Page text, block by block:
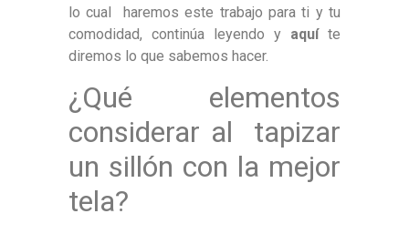
lo cual
haremos este trabajo para ti y tu
comodidad, continúa leyendo y aquíte
diremos lo que sabemos hacer.
¿Qué elementos
considerar al tapizar
un sillón con la mejor
tela?